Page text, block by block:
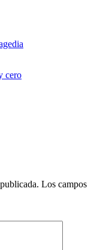
cero
Los campos